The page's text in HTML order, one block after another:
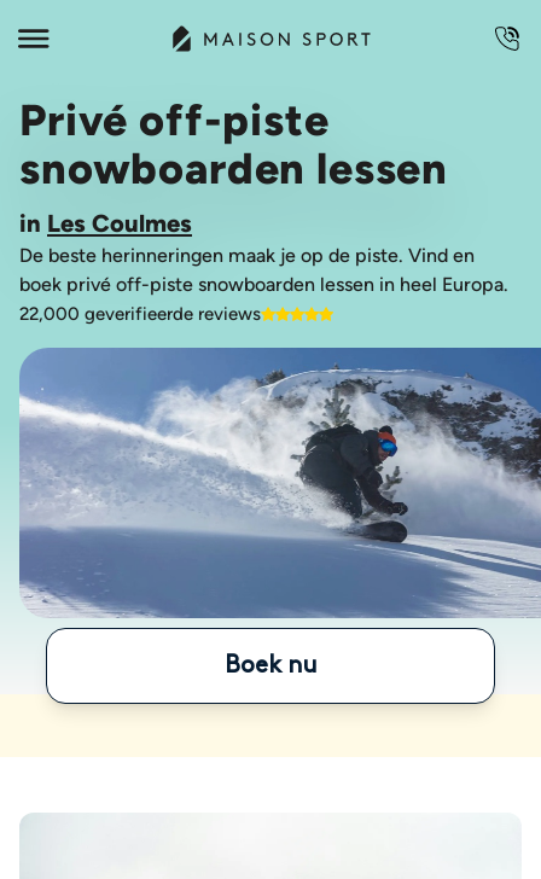
Privé off-piste
snowboarden lessen
in Les Coulmes
De beste herinneringen maak je op de piste. Vind en
boek privé off-piste snowboarden lessen in heel Europa.
22,000 geverifieerde reviews
Boek nu